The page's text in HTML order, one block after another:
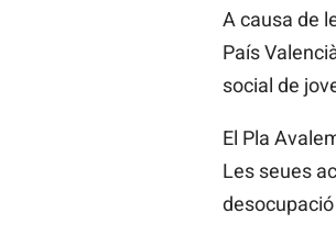
A causa de
País
social de
El Pla
Les seues